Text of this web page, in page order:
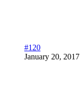
#120
January 20, 2017